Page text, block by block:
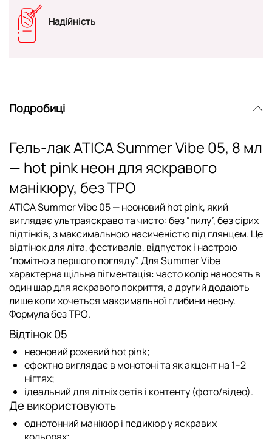
Надійність
Подробиці
Гель-лак ATICA Summer Vibe 05, 8 мл
— hot pink неон для яскравого
манікюру, без TPO
ATICA Summer Vibe 05— неоновий hot pink, який
виглядає ультраяскраво та чисто: без “пилу”, без сірих
підтінків, з максимальною насиченістю під глянцем. Це
відтінок для літа, фестивалів, відпусток і настрою
“помітно з першого погляду”. Для Summer Vibe
характерна щільна пігментація: часто колір наносять в
один шардля яскравого покриття, а другий додають
лише коли хочеться максимальної глибини неону.
Формулабез TPO.
Відтінок 05
неоновий рожевий hot pink;
ефектно виглядає в монотоні та як акцент на 1–2
нігтях;
ідеальний для літніх сетів і контенту (фото/відео).
Де використовують
однотонний манікюр і педикюр у яскравих